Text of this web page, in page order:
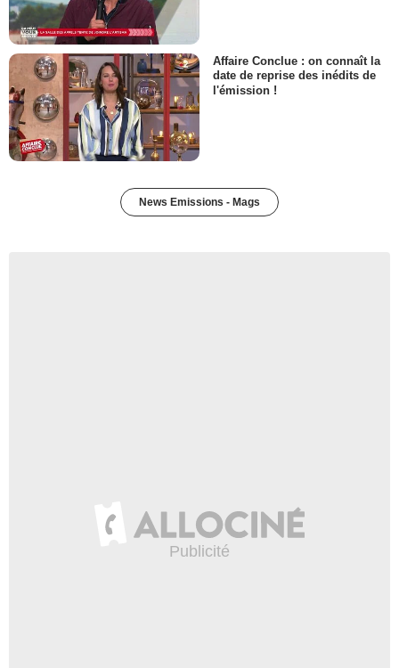
Affaire Conclue : on connaît la
date de reprise des inédits de
l'émission !
News Emissions - Mags